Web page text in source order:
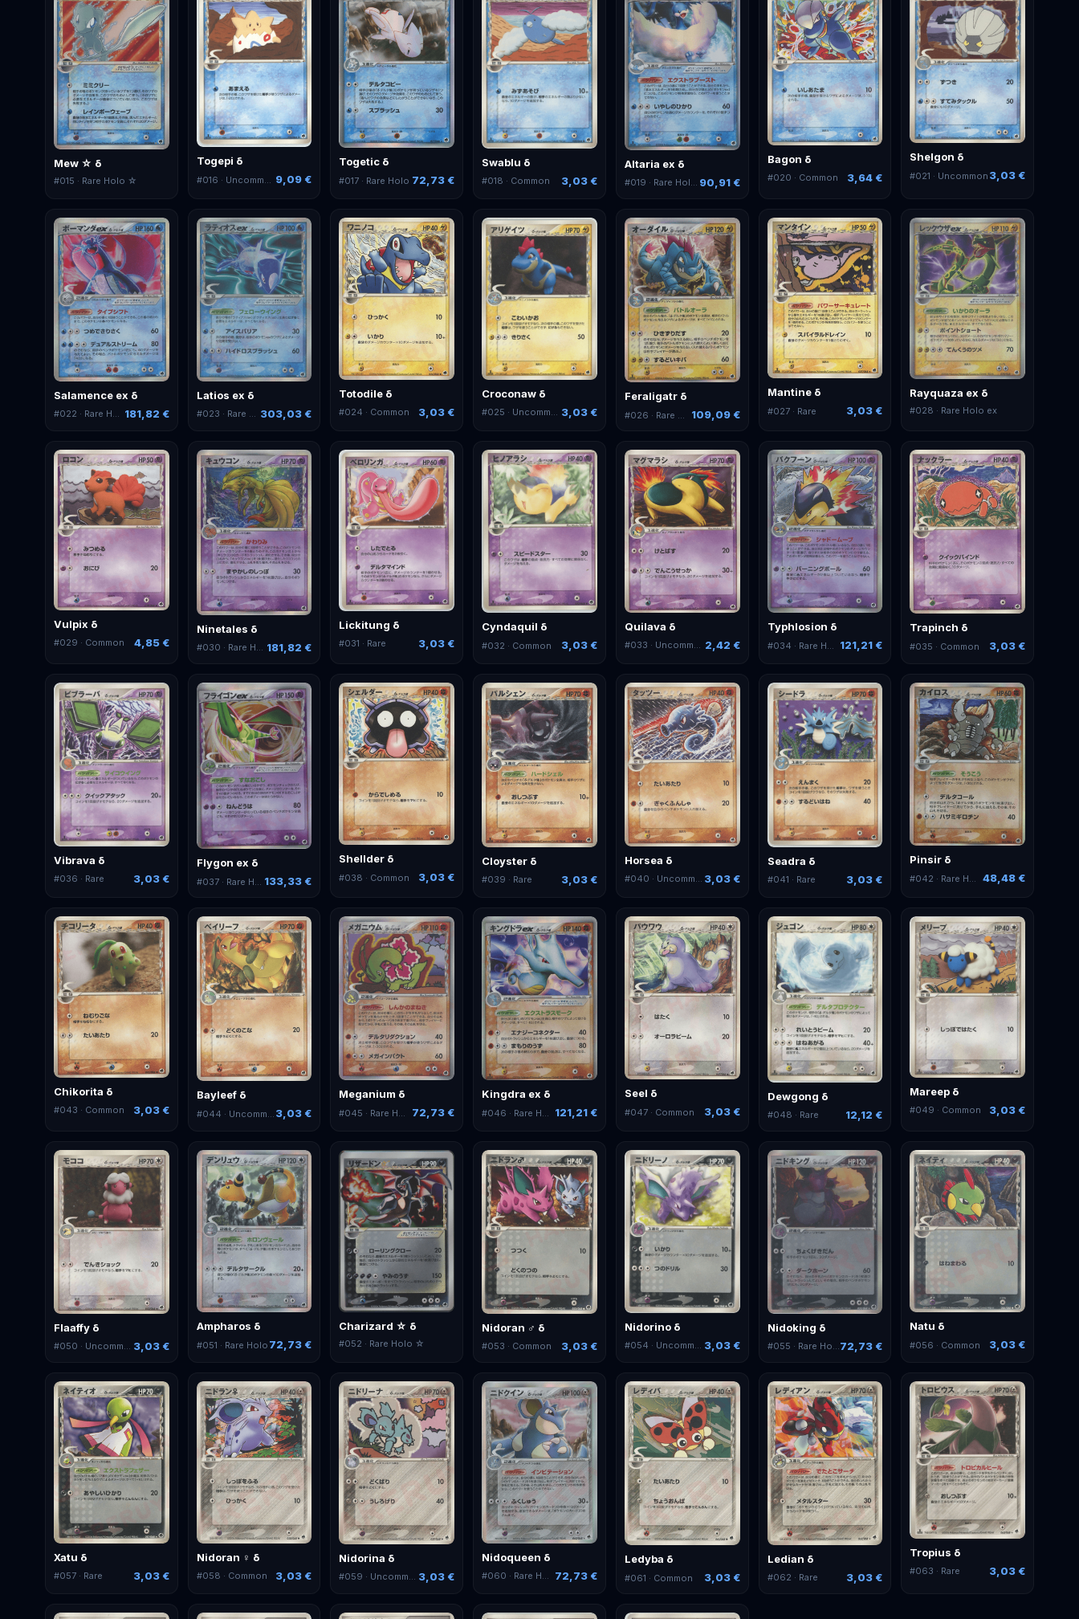
Mew ☆ δ
#015 · Rare Holo ☆
Togepi δ
#016 · Uncommon 9,09 €
Togetic δ
#017 · Rare Holo 72,73 €
Swablu δ
#018 · Common 3,03 €
Altaria ex δ
#019 · Rare Holo ex 90,91 €
Bagon δ
#020 · Common 3,64 €
Shelgon δ
#021 · Uncommon 3,03 €
Salamence ex δ
#022 · Rare Holo ex 181,82 €
Latios ex δ
#023 · Rare Holo ex 303,03 €
Totodile δ
#024 · Common 3,03 €
Croconaw δ
#025 · Uncommon 3,03 €
Feraligatr δ
#026 · Rare Holo 109,09 €
Mantine δ
#027· Rare 3,03 €
Rayquaza ex δ
#028 · Rare Holo ex
Vulpix δ
#029 · Common 4,85 €
Ninetales δ
#030 · Rare Holo 181,82 €
Lickitung δ
#031 · Rare 3,03 €
Cyndaquil δ
#032 · Common 3,03 €
Quilava δ
#033 · Uncommon 2,42 €
Typhlosion δ
#034 · Rare Holo 121,21 €
Trapinch δ
#035 · Common 3,03 €
Vibrava δ
#036 · Rare 3,03 €
Flygon ex δ
#037· Rare Holo ex 133,33 €
Shellder δ
#038 · Common 3,03 €
Cloyster δ
#039 · Rare 3,03 €
Horsea δ
#040 · Uncommon 3,03 €
Seadra δ
#041 · Rare 3,03 €
Pinsir δ
#042 · Rare Holo 48,48 €
Chikorita δ
#043 · Common 3,03 €
Bayleef δ
#044 · Uncommon 3,03 €
Meganium δ
#045 · Rare Holo 72,73 €
Kingdra ex δ
#046 · Rare Holo ex 121,21 €
Seel δ
#047· Common 3,03 €
Dewgong δ
#048 · Rare 12,12 €
Mareep δ
#049 · Common 3,03 €
Flaaffy δ
#050 · Uncommon 3,03 €
Ampharos δ
#051 · Rare Holo 72,73 €
Charizard ☆ δ
#052 · Rare Holo ☆
Nidoran ♂ δ
#053 · Common 3,03 €
Nidorino δ
#054 · Uncommon 3,03 €
Nidoking δ
#055 · Rare Holo 72,73 €
Natu δ
#056 · Common 3,03 €
Xatu δ
#057 · Rare 3,03 €
Nidoran ♀ δ
#058 · Common 3,03 €
Nidorina δ
#059 · Uncommon 3,03 €
Nidoqueen δ
#060 · Rare Holo 72,73 €
Ledyba δ
#061 · Common 3,03 €
Ledian δ
#062 · Rare 3,03 €
Tropius δ
#063 · Rare 3,03 €